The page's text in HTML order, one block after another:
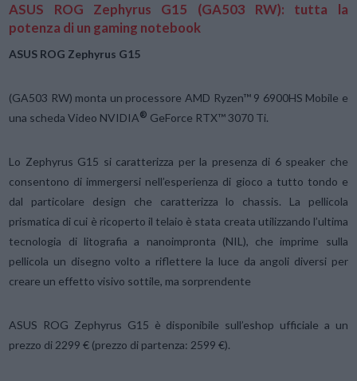
ASUS ROG Zephyrus G15 (GA503 RW): tutta la
potenza di un gaming notebook
ASUS ROG Zephyrus G15
(GA503 RW) monta un processore AMD Ryzen™ 9 6900HS Mobile e
una scheda Video NVIDIA® GeForce RTX™ 3070 Ti.
Lo Zephyrus G15 si caratterizza per la presenza di 6 speaker che
consentono di immergersi nell’esperienza di gioco a tutto tondo e
dal particolare design che caratterizza lo chassis. La pellicola
prismatica di cui è ricoperto il telaio è stata creata utilizzando l’ultima
tecnologia di litografia a nanoimpronta (NIL), che imprime sulla
pellicola un disegno volto a riflettere la luce da angoli diversi per
creare un effetto visivo sottile, ma sorprendente
ASUS ROG Zephyrus G15 è disponibile sull’eshop ufficiale a un
prezzo di 2299 € (prezzo di partenza: 2599 €).